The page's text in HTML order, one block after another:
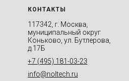
КОНТАКТЫ
117342, г. Москва,
муниципальный округ
Коньково, ул. Бутлерова,
д.17Б
+7 (495) 181-03-23
info@noltech.ru